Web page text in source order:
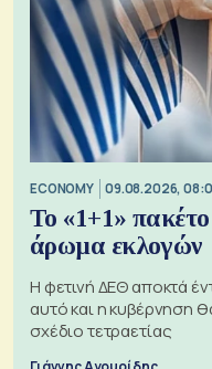
ECONOMY 09.08.2026,
Το «1+1»
άρωμα εκλογών
Η φετινή ΔΕΘ αποκτά
αυτό και η κυβέρνηση
σχέδιο τετραετίας